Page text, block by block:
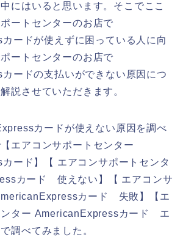
にはいると思います。そこでここ
ートセンターのお店で
ードが使えずに困っている人に向
ートセンターのお店で
ードの支払いができない原因につ
説させていただきます。
カードが使えない原因を調べ
エアコンサポートセンター
ード】【 エアコンサポートセンタ
カード 使えない】【 エアコンサ
カード 失敗】【エ
ンター AmericanExpressカード エ
調べてみました。